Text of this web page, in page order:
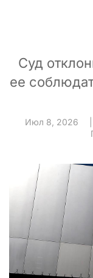
Суд
ее
Июл 8, 2026